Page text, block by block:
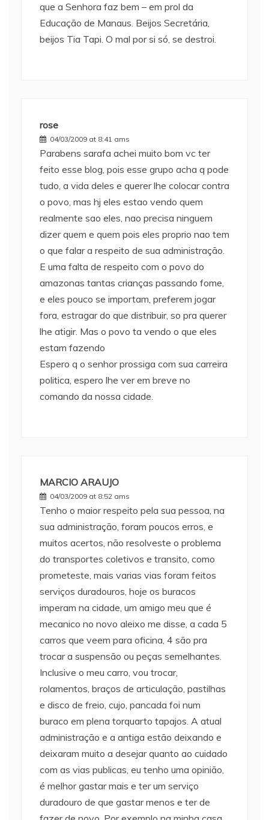
que a Senhora faz bem – em prol da
Educação de Manaus. Beijos Secretária,
beijos Tia Tapi. O mal por si só, se destroi.
rose
04/03/2009 at 8:41 ams
Parabens sarafa achei muito bom vc ter
feito esse blog, pois esse grupo acha q pode
tudo, a vida deles e querer lhe colocar contra
o povo, mas hj eles estao vendo quem
realmente sao eles, nao precisa ninguem
dizer quem e quem pois eles proprio nao tem
o que falar a respeito de sua administração.
E uma falta de respeito com o povo do
amazonas tantas crianças passando fome,
e eles pouco se importam, preferem jogar
fora, estragar do que distribuir, so pra querer
lhe atigir. Mas o povo ta vendo o que eles
estam fazendo
Espero q o senhor prossiga com sua carreira
politica, espero lhe ver em breve no
comando da nossa cidade.
MARCIO ARAUJO
04/03/2009 at 8:52 ams
Tenho o maior respeito pela sua pessoa, na
sua administração, foram poucos erros, e
muitos acertos, não resolveste o problema
do transportes coletivos e transito, como
prometeste, mais varias vias foram feitos
serviços duradouros, hoje os buracos
imperam na cidade, um amigo meu que é
mecanico no novo aleixo me disse, a cada 5
carros que veem para oficina, 4 são pra
trocar a suspensão ou peças semelhantes.
Inclusive o meu carro, vou trocar,
rolamentos, braços de articulação, pastilhas
e disco de freio, cujo, pancada foi num
buraco em plena torquarto tapajos. A atual
administração e a antiga estão deixando e
deixaram muito a desejar quanto ao cuidado
com as vias publicas, eu tenho uma opinião,
é melhor gastar mais e ter um serviço
duradouro de que gastar menos e ter de